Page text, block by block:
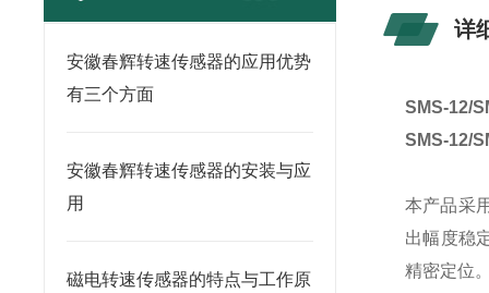
安徽春辉转速传感器的应用优势
有三个方面
安徽春辉转速传感器的安装与应
用
磁电转速传感器的特点与工作原
详
SMS-12/
SMS-12/
本产品采
出幅度稳
精密定位